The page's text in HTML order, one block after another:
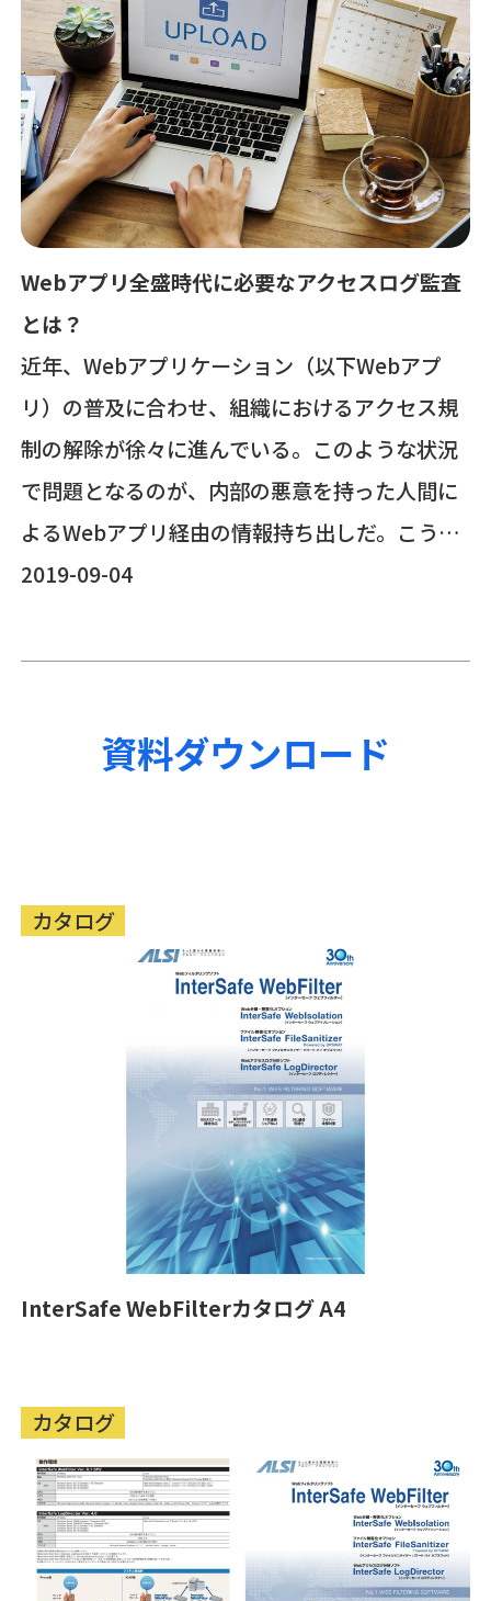
Webアプリ全盛時代に必要なアクセスログ監査
とは？
近年、Webアプリケーション（以下Webアプ
リ）の普及に合わせ、組織におけるアクセス規
制の解除が徐々に進んでいる。このような状況
で問題となるのが、内部の悪意を持った人間に
よるWebアプリ経由の情報持ち出しだ。こうし
た情報漏洩リスクへの対策に効果的なのが、
「InterSafeLogDirector」だ。
2019-09-04
資料ダウンロード
カタログ
InterSafe WebFilterカタログ A4
カタログ